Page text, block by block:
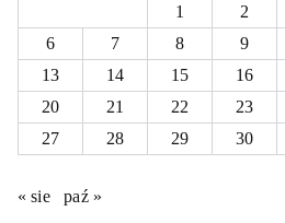
1
2
6
7 8 9
13
14 15 16
20
21 22 23
27
28 29 30
« sie paź »